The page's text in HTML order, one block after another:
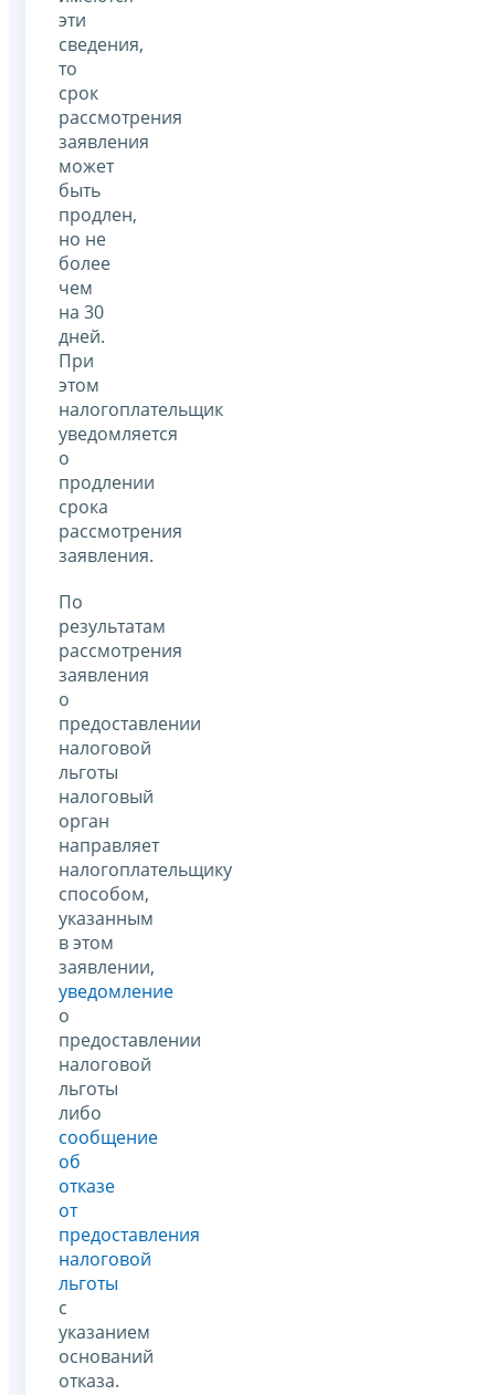
эти
сведения,
то
срок
рассмотрения
заявления
может
быть
продлен,
но не
более
чем
на 30
дней.
При
этом
налогоплательщик
уведомляется
о
продлении
срока
рассмотрения
заявления.
По
результатам
рассмотрения
заявления
о
предоставлении
налоговой
льготы
налоговый
орган
направляет
налогоплательщику
способом,
указанным
в этом
заявлении,
уведомление
о
предоставлении
налоговой
льготы
либо
сообщение
об
отказе
от
предоставления
налоговой
льготы
с
указанием
оснований
отказа.